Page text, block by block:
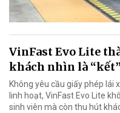
VinFast Evo Lite
khách nhìn là “kết”
Không yêu cầu giấy phép lái
linh hoạt, VinFast Evo Lite
sinh viên mà còn thu hút